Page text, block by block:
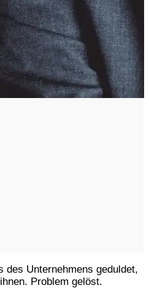
Unternehmens geduldet,
Problem gelöst.